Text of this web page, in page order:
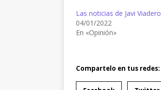
Las noticias de Javi Viadero
04/01/2022
En «Opinión»
Compartelo en tus redes: